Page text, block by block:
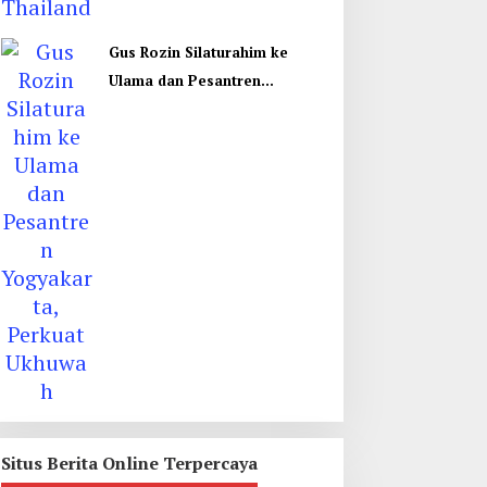
Gus Rozin Silaturahim ke
Ulama dan Pesantren
Situs Berita Online Terpercaya